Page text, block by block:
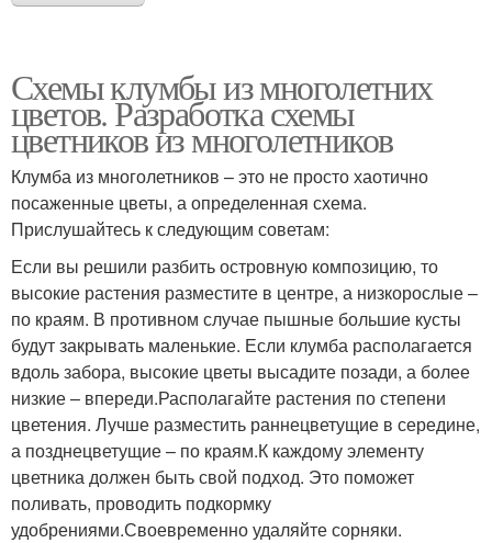
Схемы клумбы из многолетних
цветов. Разработка схемы
цветников из многолетников
Клумба из многолетников – это не просто хаотично
посаженные цветы, а определенная схема.
Прислушайтесь к следующим советам:
Если вы решили разбить островную композицию, то
высокие растения разместите в центре, а низкорослые –
по краям. В противном случае пышные большие кусты
будут закрывать маленькие. Если клумба располагается
вдоль забора, высокие цветы высадите позади, а более
низкие – впереди.Располагайте растения по степени
цветения. Лучше разместить раннецветущие в середине,
а позднецветущие – по краям.К каждому элементу
цветника должен быть свой подход. Это поможет
поливать, проводить подкормку
удобрениями.Своевременно удаляйте сорняки.